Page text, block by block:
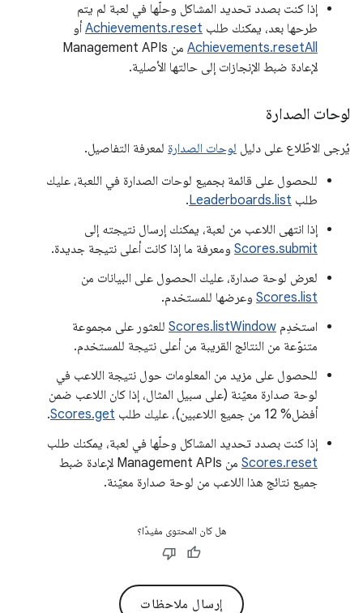
إذا كنت بصدد تحديد المشاكل وحلّها في لعبة لم يتم
طرحها بعد، يمكنك طلب Achievements.reset أو
Achievements.resetAll
من Management APIs
لإعادة ضبط الإنجازات إلى حالتها الأصلية.
لوحات الصدارة
يُرجى الاطّلاع على دليل لوحات الصدارة لمعرفة التفاصيل.
للحصول على قائمة بجميع لوحات الصدارة في اللعبة، عليك
طلب Leaderboards.list
.
إذا انتهى اللاعب من لعبة، يمكنك إرسال نتيجته إلى
Scores.submit ومعرفة ما إذا كانت أعلى نتيجة جديدة.
لعرض لوحة صدارة، عليك الحصول على البيانات من
Scores.list وعرضها للمستخدم.
استخدِم Scores.listWindow للعثور على مجموعة
متنوّعة من النتائج القريبة من أعلى نتيجة للمستخدم.
للحصول على مزيد من المعلومات حول نتيجة اللاعب في
لوحة صدارة معيّنة (على سبيل المثال، إذا كان اللاعب ضمن
أفضل% 12 من جميع اللاعبين)، عليك طلب
Scores.get
.
إذا كنت بصدد تحديد المشاكل وحلّها في لعبة، يمكنك طلب
Scores.reset
من Management APIs لإعادة ضبط
جميع نتائج هذا اللاعب من لوحة صدارة معيّنة.
هل كان المحتوى مفيدًا؟
إرسال ملاحظات